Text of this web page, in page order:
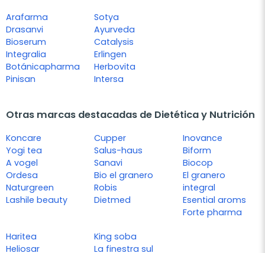
Arafarma
Drasanvi
Bioserum
Integralia
Botánicapharma
Pinisan
Sotya
Ayurveda
Catalysis
Erlingen
Herbovita
Intersa
Otras marcas destacadas de Dietética y Nutrición
Koncare
Yogi tea
A vogel
Ordesa
Naturgreen
Lashile beauty
Cupper
Salus-haus
Sanavi
Bio el granero
Robis
Dietmed
Inovance
Biform
Biocop
El granero
integral
Esential aroms
Forte pharma
Haritea
Heliosar
King soba
La finestra sul